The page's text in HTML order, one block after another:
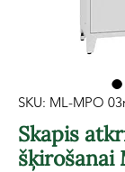
SKU: ML-MPO
Skapis
šķirošanai